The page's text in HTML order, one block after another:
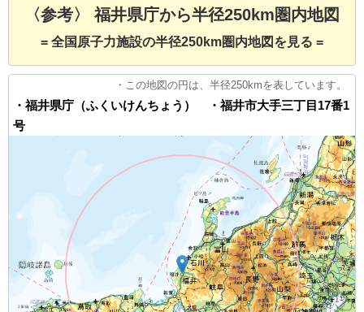
〈参考〉 福井県庁から半径250km圏内地図
= 全国原子力施設の半径250km圏内地図を見る =
・この地図の円は、半径250kmを表しています。
・福井県庁（ふくいけんちょう） ・福井市大手三丁目17番1
号